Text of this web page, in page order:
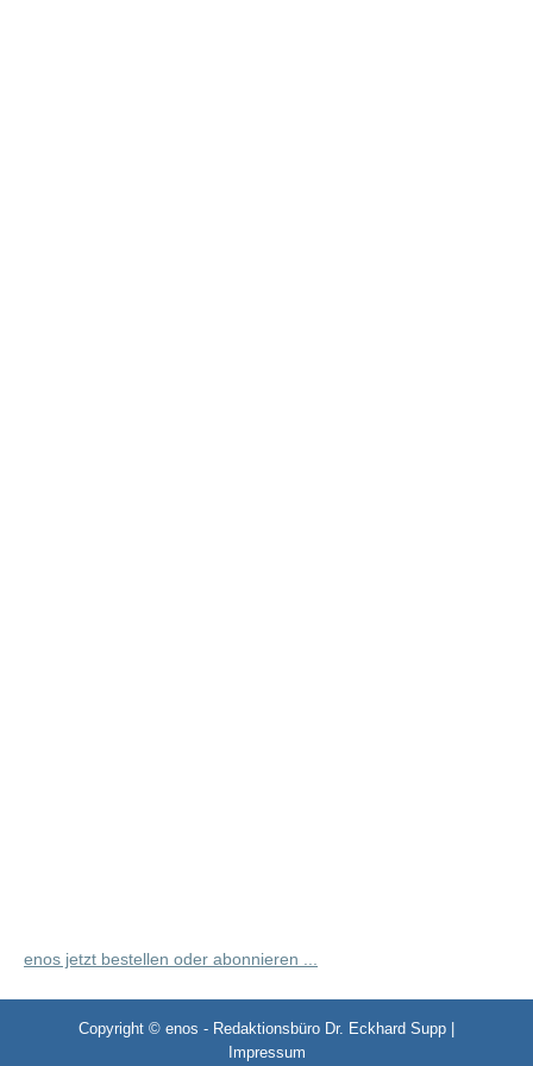
enos jetzt bestellen oder abonnieren ...
Copyright © enos - Redaktionsbüro Dr. Eckhard Supp |
Impressum